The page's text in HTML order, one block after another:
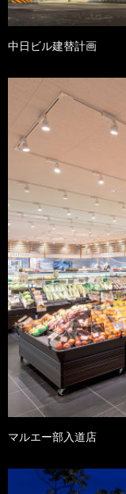
中日ビル建替計画
マルエー部入道店